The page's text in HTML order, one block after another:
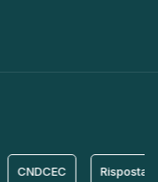
Risposta